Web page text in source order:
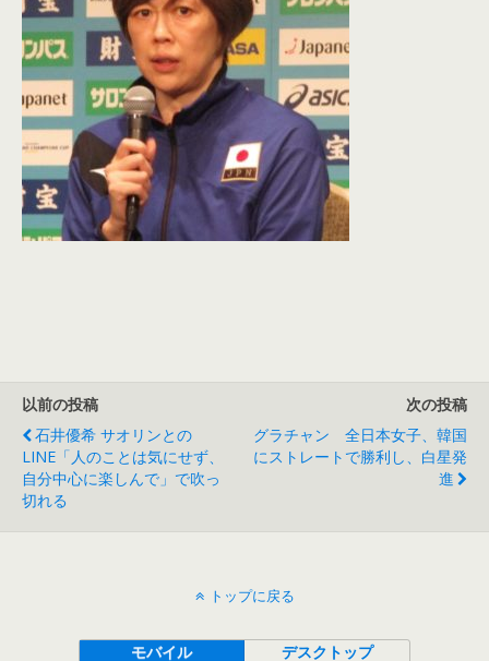
以前の投稿
石井優希 サオリンとの
LINE「人のことは気にせず、
自分中心に楽しんで」で吹っ
切れる
次の投稿
グラチャン 全日本女子、韓国
にストレートで勝利し、白星発
進
トップに戻る
モバイル デスクトップ